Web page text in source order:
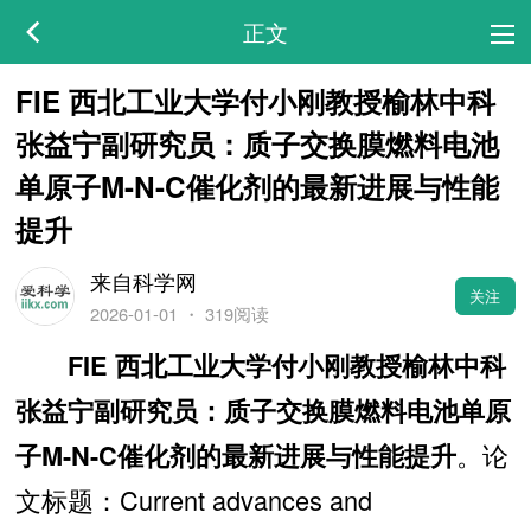
正文
FIE 西北工业大学付小刚教授榆林中科
张益宁副研究员：质子交换膜燃料电池
单原子M-N-C催化剂的最新进展与性能
提升
来自科学网
2026-01-01 ・ 319阅读
关注
FIE 西北工业大学付小刚教授榆林中科
张益宁副研究员：质子交换膜燃料电池单原
子M-N-C催化剂的最新进展与性能提升。论
文标题：Current advances and